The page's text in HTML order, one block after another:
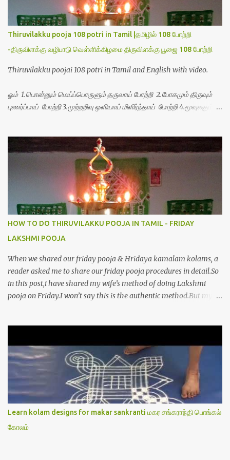
Thiruvilakku pooja 108 potri in Tamil |தமிழில் 108 போற்றி
-திருவிளக்கு வழிபாடு வெள்ளிக்கிழமை திருவிளக்கு பூஜை 108 போற்றி
Thiruvilakku poojai 108 potri in Tamil and English with video.
ஓம் 1.பொன்னும் மெய்ப்பொருளும் தருவாய் போற்றி 2.போகமும் திருவும்
புணர்ப்பாய் போற்றி 3.முற்றறிவு ஒளியாய் மிளிர்ந்தாய் போற்றி 4.மூவுலகும்
8.பிறர்வயமாகா பெரியோய் போற்றி 9.பேரின்பப் பெருக்காய் பொலிந்தாய்
போற்றி 10.பேரருட்கடலாம் பேரரு...
HOW TO DO THIRUVILAKKU POOJA IN TAMIL - FRIDAY
LAKSHMI POOJA
When we shared our friday pooja & Hridaya kamalam kolams, a
reader asked me to share our friday pooja procedures in detail.So
in this post,i have shared my wife’s method of doing Lakshmi
pooja on Friday.I won’t say this is the authentic method.But my
Lakshmi poojai with Thiruvilakku poojai
kolam,Hridayakamalam kolam and thiruvilakku pooja
stotram/slokas along with 108 potri in tamil. i.e Archanai slokam
in Tamil.I have tried my best to explain the pooja procedures.Hope
u will find it helpful.I have attached all the sloka pictures from our
book “ Jayamangala sthothram”. I have also typed the Shodasha
upachara pooja sthothram in Tamil & English. If u want to use
this pictures in your website,please ask our permission.Thanks for
Learn kolam designs for makar sankranti மகர சங்கராந்தி பொங்கல்
கோலம்